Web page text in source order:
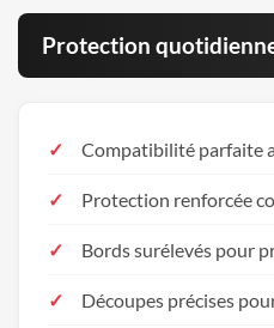
Protection
Compatibilité parfaite
Protection renforcée
Bords surélevés pour
Découpes précises